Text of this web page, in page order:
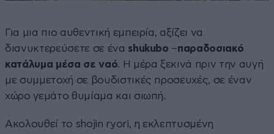
Για μια πιο αυθεντική εμπειρία, αξίζει να
διανυκτερεύσετε σε ένα shukubo –παραδοσιακό
κατάλυμα μέσα σε ναό. Η μέρα ξεκινά πριν την αυγή
με συμμετοχή σε βουδιστικές προσευχές, σε έναν
χώρο γεμάτο θυμίαμα και σιωπή.
Ακολουθεί το shojin ryori, η εκλεπτυσμένη